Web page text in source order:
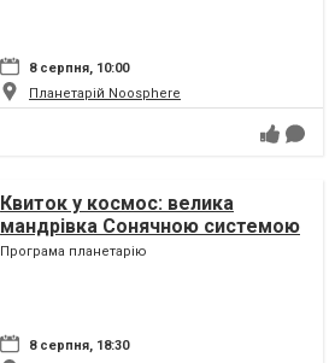
8 серпня, 10:00
Планетарій Noosphere
Квиток у космос: велика
мандрівка Сонячною системою
Програма планетарію
8 серпня, 18:30